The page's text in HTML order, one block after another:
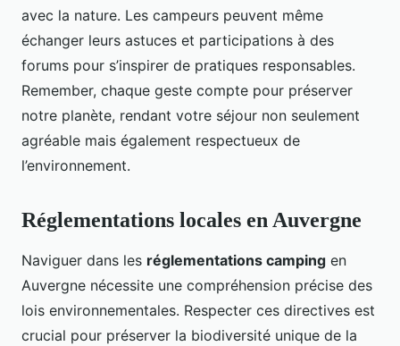
avec la nature. Les campeurs peuvent même
échanger leurs astuces et participations à des
forums pour s’inspirer de pratiques responsables.
Remember, chaque geste compte pour préserver
notre planète, rendant votre séjour non seulement
agréable mais également respectueux de
l’environnement.
Réglementations locales en Auvergne
Naviguer dans les réglementations camping en
Auvergne nécessite une compréhension précise des
lois environnementales. Respecter ces directives est
crucial pour préserver la biodiversité unique de la